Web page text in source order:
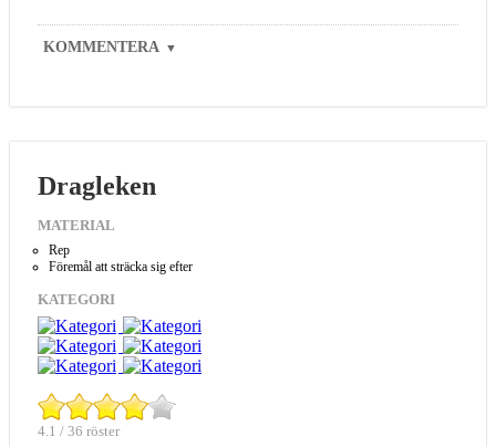
KOMMENTERA ▼
Dragleken
MATERIAL
Rep
Föremål att sträcka sig efter
KATEGORI
4.1 / 36 röster